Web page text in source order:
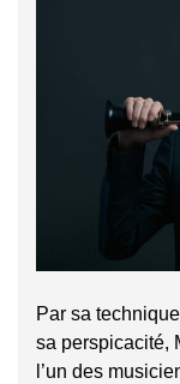
Par sa
sa perspicacité,
l’un des